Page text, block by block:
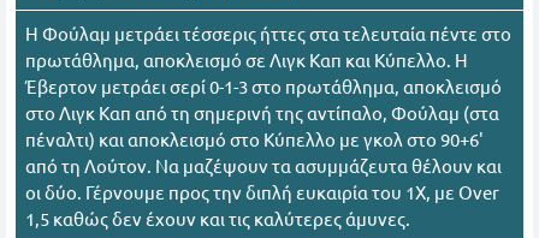
Η Φούλαμ μετράει τέσσερις ήττες στα τελευταία πέντε στο
πρωτάθλημα, αποκλεισμό σε Λιγκ Καπ και Κύπελλο. Η
Έβερτον μετράει σερί 0-1-3 στο πρωτάθλημα, αποκλεισμό
στο Λιγκ Καπ από τη σημερινή της αντίπαλο, Φούλαμ (στα
πέναλτι) και αποκλεισμό στο Κύπελλο με γκολ στο 90+6'
από τη Λούτον. Να μαζέψουν τα ασυμμάζευτα θέλουν και
οι δύο. Γέρνουμε προς την διπλή ευκαιρία του 1Χ, με Over
1,5 καθώς δεν έχουν και τις καλύτερες άμυνες.